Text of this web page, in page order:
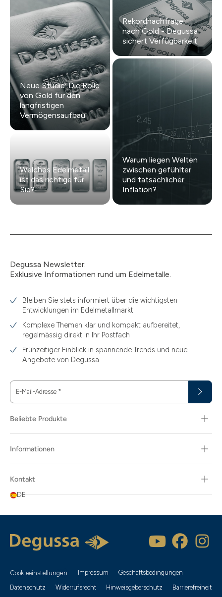
Neue Studie: Die Rolle
von Gold für den
langfristigen
Vermögensaufbau
Rekordnachfrage
nach Gold - Degussa
sichert Verfügbarkeit
Warum liegen Welten
zwischen gefühlter
und tatsächlicher
Inflation?
Welches Edelmetall
ist das richtige für
Sie?
Degussa Newsletter:
Exklusive Informationen rund um Edelmetalle.
Bleiben Sie stets informiert über die wichtigsten
Entwicklungen im Edelmetallmarkt
Komplexe Themen klar und kompakt aufbereitet,
regelmässig direkt in Ihr Postfach
Frühzeitiger Einblick in spannende Trends und neue
Angebote von Degussa
E-Mail-Adresse *
Beliebte Produkte
Informationen
Kontakt
DE
Cookieeinstellungen Impressum
Geschäftsbedingungen
Datenschutz
Widerrufsrecht Hinweisgeberschutz Barrierefreiheit